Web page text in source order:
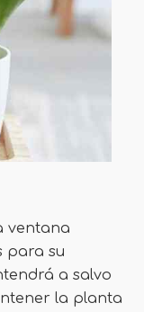
ventana
para su
a salvo
la planta